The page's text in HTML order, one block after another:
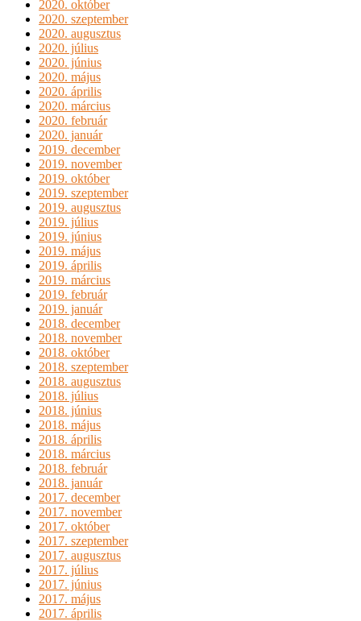
2020. október
2020. szeptember
2020. augusztus
2020. július
2020. június
2020. május
2020. április
2020. március
2020. február
2020. január
2019. december
2019. november
2019. október
2019. szeptember
2019. augusztus
2019. július
2019. június
2019. május
2019. április
2019. március
2019. február
2019. január
2018. december
2018. november
2018. október
2018. szeptember
2018. augusztus
2018. július
2018. június
2018. május
2018. április
2018. március
2018. február
2018. január
2017. december
2017. november
2017. október
2017. szeptember
2017. augusztus
2017. július
2017. június
2017. május
2017. április